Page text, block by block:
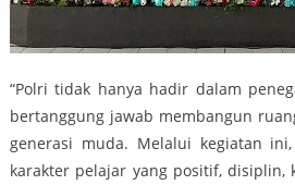
“Polri tidak hanya hadir dalam
bertanggung jawab membangun
generasi muda. Melalui kegiatan
karakter pelajar yang positif, disiplin,